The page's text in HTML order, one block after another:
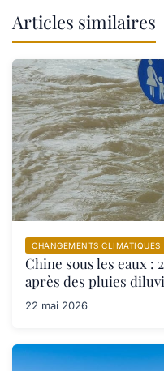
Articles similaires
CHANGEMENTS CLIMATIQUES
Chine sous les eaux :
après des pluies
22 mai 2026